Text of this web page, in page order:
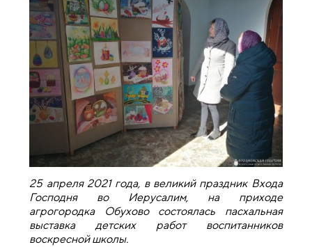
25 апреля 2021 года, в великий праздник Входа
Господня во Иерусалим, на приходе
агрогородка Обухово состоялась пасхальная
выставка детских работ воспитанников
воскресной школы.